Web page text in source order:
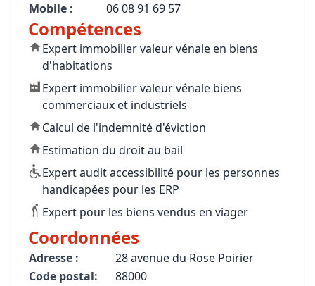
Mobile :
06 08 91 69 57
Compétences
Expert immobilier valeur vénale en biens
d'habitations
Expert immobilier valeur vénale biens
commerciaux et industriels
Calcul de l'indemnité d'éviction
Estimation du droit au bail
Expert audit accessibilité pour les personnes
handicapées pour les ERP
Expert pour les biens vendus en viager
Coordonnées
Adresse :
28 avenue du Rose Poirier
Code postal:
88000